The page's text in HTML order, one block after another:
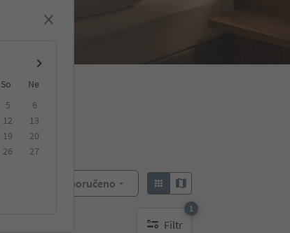
So
Ne
5
6
12
13
19
20
26
27
Doporučeno
Filtr
1